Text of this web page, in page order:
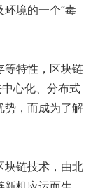
境的一个“毒
等特性，区块链
心化、分布式
势，而成为了解
块链技术，由北